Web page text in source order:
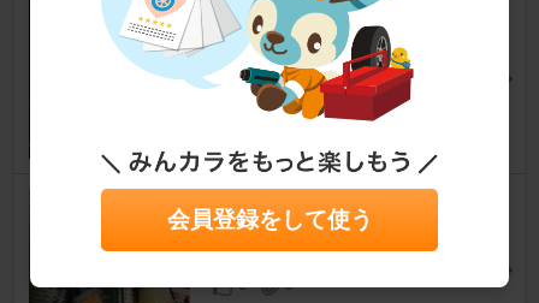
燃料フィルター交換
V-MAX
とも42さん
0
V-MAX
6
0
会員登録をして使う